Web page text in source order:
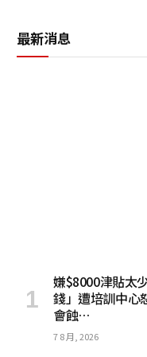
最新消息
嫌$8000津貼太
錢」遭培訓中心
會蝕…
7 8 月, 2026